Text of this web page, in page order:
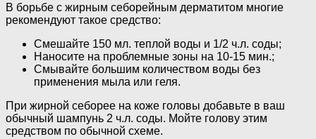
В борьбе с жирным себорейным дерматитом многие
рекомендуют такое средство:
Смешайте 150 мл. теплой воды и 1/2 ч.л. соды;
Наносите на проблемные зоны на 10-15 мин.;
Смывайте большим количеством воды без
применения мыла или геля.
При жирной себорее на коже головы добавьте в ваш
обычный шампунь 2 ч.л. соды. Мойте голову этим
средством по обычной схеме.